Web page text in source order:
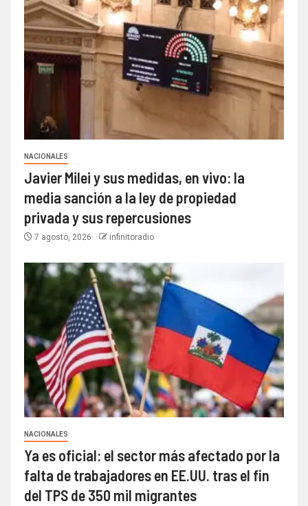
NACIONALES
Javier Milei y sus medidas, en vivo: la
media sanción a la ley de propiedad
privada y sus repercusiones
7 agosto, 2026 infinitoradio
NACIONALES
Ya es oficial: el sector más afectado por la
falta de trabajadores en EE.UU. tras el fin
del TPS de 350 mil migrantes